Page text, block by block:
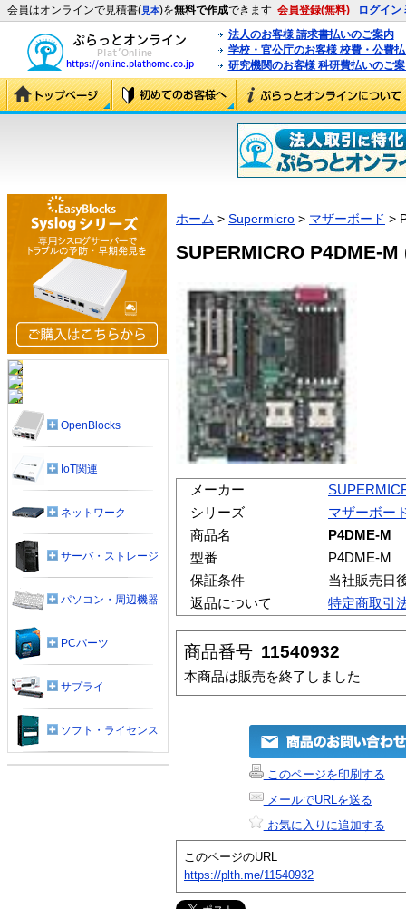
会員はオンラインで見積書(見本)を無料で作成できます 会員登録(無料) ログイン
法人のお客様 請求書払いのご案内
学校・官公庁のお客様 校費・公費
研究機関のお客様 科研費払いのご
ホーム > Supermicro > マザーボード >
SUPERMICRO P4DME-M
メーカー
シリーズ
マザーボー
商品名
P4DME-M
型番
P4DME-M
保証条件
当社販売日
返品について
特定商取引
商品番号 11540932
本商品は販売を終了しました
このページを印刷する
メールでURLを送る
お気に入りに追加する
このページのURL
https://plth.me/11540932
OpenBlocks
IoT関連
ネットワーク
サーバ・ストレージ
パソコン・周辺機器
PCパーツ
サプライ
ソフト・ライセンス